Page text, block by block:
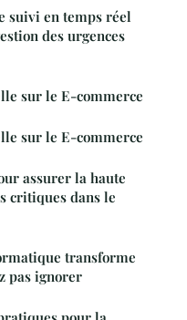
suivi en temps réel
des urgences
sur le E-commerce
sur le E-commerce
assurer la haute
critiques dans le
transforme
pas ignorer